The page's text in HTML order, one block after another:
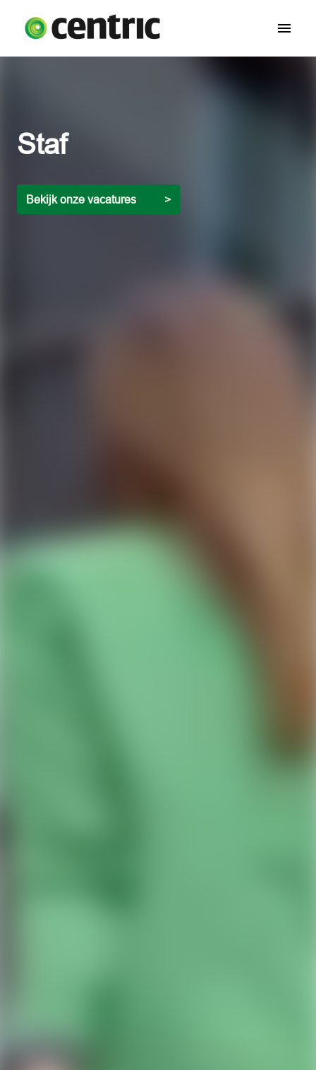
contentHomepagina
Staf
Bekijk onze vacatures          >